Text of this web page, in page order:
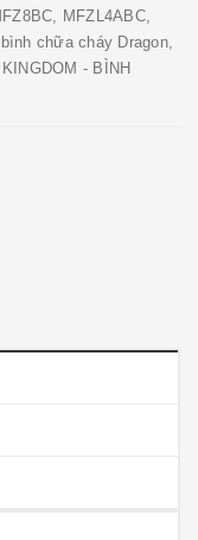
MFZL4ABC,
chữa cháy Dragon,
- BÌNH